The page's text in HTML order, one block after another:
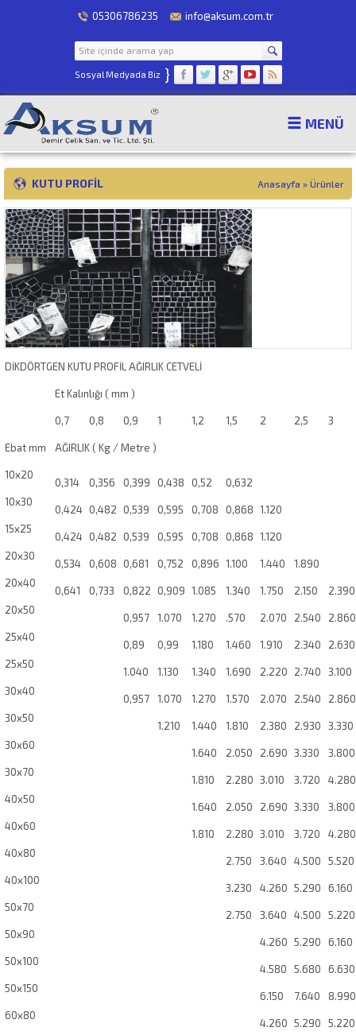
05306786235 info@aksum.com.tr
Sosyal Medyada Biz }
MENÜ
KUTU PROFIL Anasayfa » Ürünler
DİKDÖRTGEN KUTU PROFİL AĞIRLIK CETVELİ
Ebat mm
Et Kalınlığı ( mm )
0,7 0,8 0,9 1 1,2 1,5 2 2,5 3
AĞIRLIK ( Kg / Metre )
10x20
0,314 0,356 0,399 0,438 0,52
0,632
10x30
0,424 0,482 0,539 0,595 0,708 0,868 1.120
15x25
0,424 0,482 0,539 0,595 0,708 0,868 1.120
20x30
0,534 0,608 0,681 0,752 0,896 1.100 1.440
1.890
20x40
0,641 0,733 0,822 0,909 1.085 1.340 1.750 2.150
2.390
20x50
0,957 1.070 1.270 .570 2.070 2.540
2.860
25x40
0,89 0,99 1.180 1.460 1.910 2.340
2.630
25x50
1.040 1.130 1.340 1.690 2.220 2.740
3.100
30x40
0,957 1.070 1.270 1.570 2.070 2.540
2.860
30x50
1.210 1.440 1.810 2.380 2.930
3.330
30x60
1.640 2.050 2.690 3.330
3.800
30x70
1.810 2.280 3.010 3.720
4.280
40x50
1.640 2.050 2.690 3.330
3.800
40x60
1.810 2.280 3.010 3.720
4.280
40x80
2.750 3.640 4.500
5.520
40x100
3.230 4.260 5.290
6.160
50x70
2.750 3.640 4.500
5.220
50x90
4.260 5.290
6.160
50x100
4.580 5.680
6.630
50x150
6.150 7.640
8.990
60x80
4.260 5.290
5.220